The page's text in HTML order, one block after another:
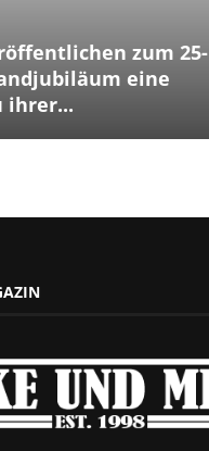
zum 25-
eine
ihrer...